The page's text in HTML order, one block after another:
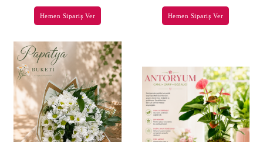
Hemen Sipariş Ver Hemen Sipariş Ver